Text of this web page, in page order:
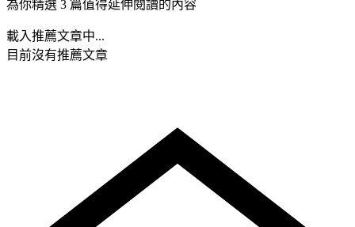
為你精選 3 篇值得延伸閱讀的內容
載入推薦文章中...
目前沒有推薦文章